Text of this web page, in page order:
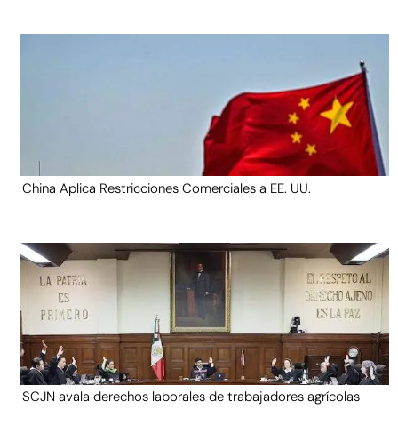
China Aplica Restricciones Comerciales a EE. UU.
SCJN avala derechos laborales de trabajadores agrícolas